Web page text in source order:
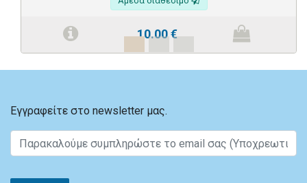
10.00€
Εγγραφείτε στο newsletter μας.